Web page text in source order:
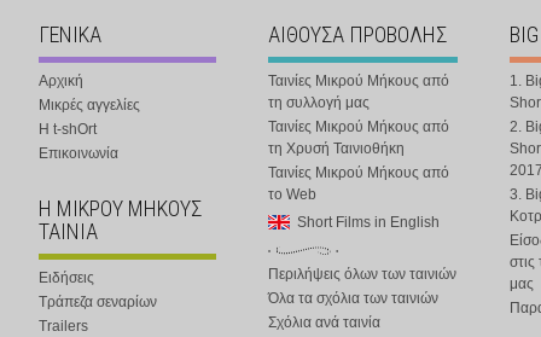
ΓΕΝΙΚΑ
Αρχική
Μικρές αγγελίες
Η t-shOrt
Επικοινωνία
Η ΜΙΚΡΟΥ ΜΗΚΟΥΣ
ΤΑΙΝΙΑ
Ειδήσεις
Τράπεζα σεναρίων
Trailers
ΑΙΘΟΥΣΑ ΠΡΟΒΟΛΗΣ
Ταινίες Μικρού Μήκους από
τη συλλογή μας
Ταινίες Μικρού Μήκους από
τη Χρυσή Ταινιοθήκη
Ταινίες Μικρού Μήκους από
το Web
Short Films in English
Περιλήψεις όλων των ταινιών
Όλα τα σχόλια των ταινιών
Σχόλια ανά ταινία
1.
2.
3.
στις
μας